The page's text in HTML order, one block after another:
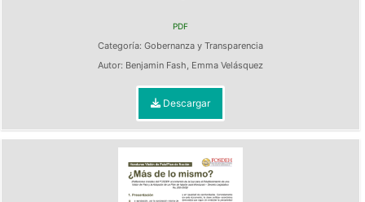
PDF
Categoría: Gobernanza y Transparencia
Autor: Benjamin Fash, Emma Velásquez
Descargar